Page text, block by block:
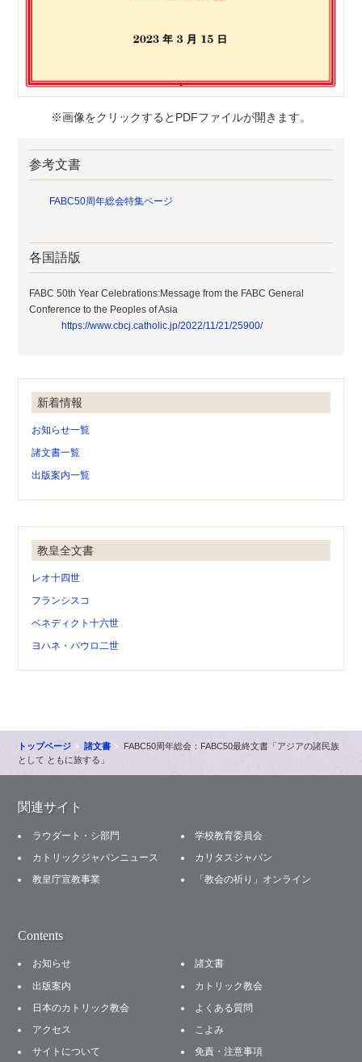
※画像をクリックするとPDFファイルが開きます。
参考文書
FABC50周年総会特集ページ
各国語版
FABC 50th Year Celebrations:Message from the FABC General
Conference to the Peoples of Asia
https://www.cbcj.catholic.jp/2022/11/21/25900/
新着情報
お知らせ一覧
諸文書一覧
出版案内一覧
教皇全文書
レオ十四世
フランシスコ
ベネディクト十六世
ヨハネ・パウロ二世
トップページ 諸文書
FABC50周年総会：FABC50最終文書「アジアの諸民族
として ともに旅する」
関連サイト
ラウダート・シ部門
学校教育委員会
カトリックジャパンニュース
カリタスジャパン
教皇庁宣教事業
「教会の祈り」オンライン
Contents
お知らせ
諸文書
出版案内
カトリック教会
日本のカトリック教会
よくある質問
アクセス
こよみ
サイトについて
免責・注意事項